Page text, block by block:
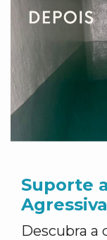
Suporte
Descubra a